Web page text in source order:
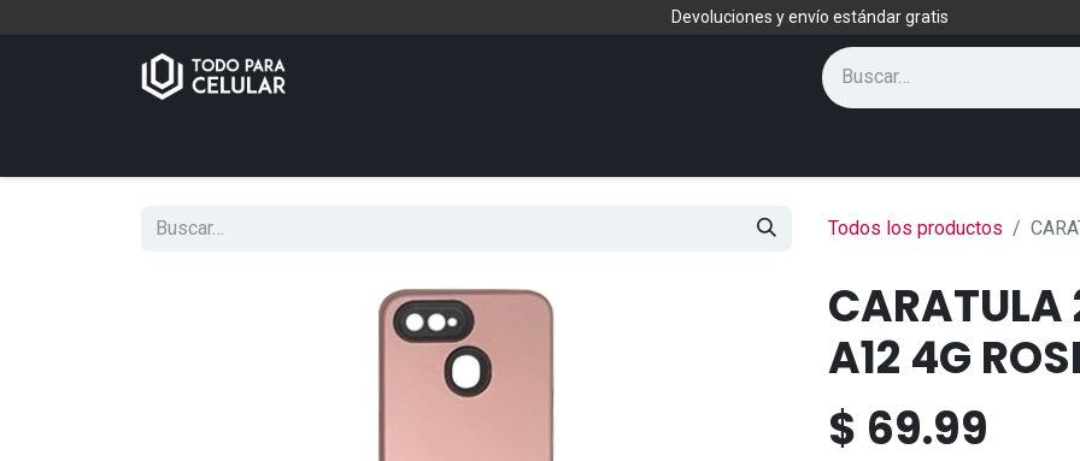
Devoluciones y envío estándar gratis
Todos los productos
CARATULA
A12 4G
$ 69.99